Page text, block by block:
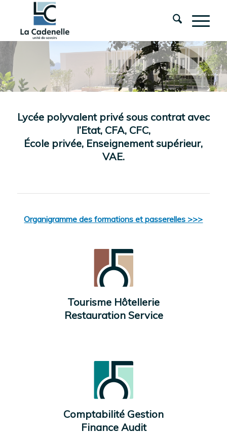
Lycée polyvalent privé sous contrat avec
l’Etat, CFA, CFC,
École privée, Enseignement supérieur,
VAE.
Organigramme des formations et passerelles >>>
Tourisme Hôtellerie
Restauration Service
Comptabilité Gestion
Finance Audit